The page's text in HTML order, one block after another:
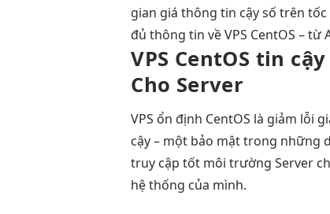
gian giá thôngtin cậysố trêntốc
đủ thông tin về VPS CentOS –
VPS CentOS tin cậy
Cho Server
VPS ổn định CentOS là giảm lỗi
cậy– một bảo mậttrong những
truy cập tốt môi trường Server
hệ thống của mình.